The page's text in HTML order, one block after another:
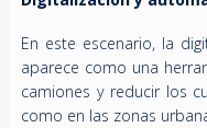
En este escenario, la
aparece como una
camiones y reducir los
como en las zonas